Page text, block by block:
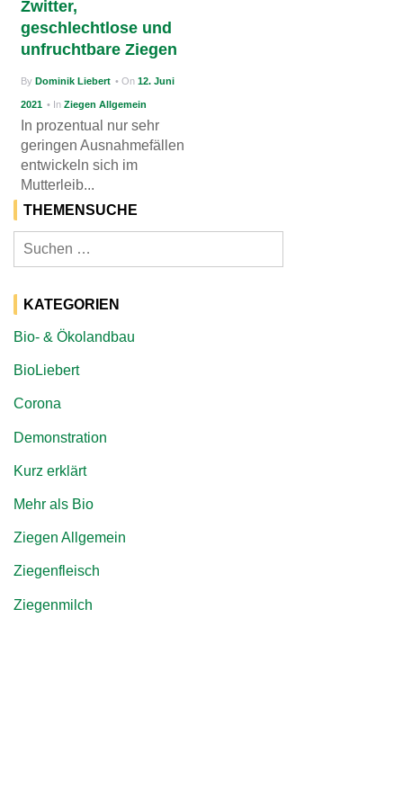
Zwitter,
geschlechtlose und
unfruchtbare Ziegen
By Dominik Liebert • On12. Juni
2021 • InZiegen Allgemein
In prozentual nur sehr
geringen Ausnahmefällen
entwickeln sich im
Mutterleib...
THEMENSUCHE
Suchen
nach:
KATEGORIEN
Bio- & Ökolandbau
BioLiebert
Corona
Demonstration
Kurz erklärt
Mehr als Bio
Ziegen Allgemein
Ziegenfleisch
Ziegenmilch